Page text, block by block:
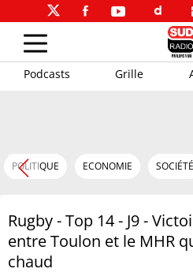
Podcasts Grille
POLITIQUE ECONOMIE SOCIÉTÉ
Rugby - Top 14 - J9 -
entre Toulon et le MHR
chaud